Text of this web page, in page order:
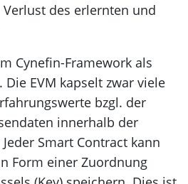
des erlernten und
Cynefin-Framework als
EVM kapselt zwar viele
bzgl. der
innerhalb der
Smart Contract kann
Form einer Zuordnung